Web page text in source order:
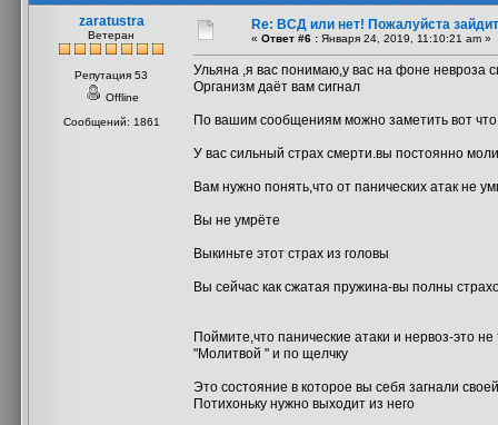
zaratustra
Ветеран
Репутация 53
Offline
Сообщений: 1861
Re: ВСД или нет! Пожалуйста
« Ответ #6 : Января 24, 2019, 11:10:21 am »
Ульяна ,я вас понимаю,у вас на фоне невроза
Организм даёт вам сигнал
По вашим сообщениям можно заметить вот что
У вас сильный страх смерти.вы постоянно
Вам нужно понять,что от панических атак не
Вы не умрёте
Выкиньте этот страх из головы
Вы сейчас как сжатая пружина-вы полны
Поймите,что панические атаки и нервоз-это
"Молитвой " и по щелчку
Это состояние в которое вы себя загнали
Потихоньку нужно выходит из него